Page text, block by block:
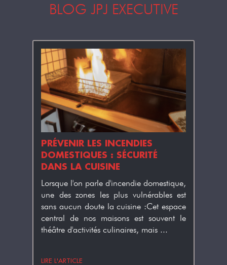
BLOG JPJ EXECUTIVE
PRÉVENIR LES INCENDIES
DOMESTIQUES : SÉCURITÉ
DANS LA CUISINE
Lorsque l'on parle d'incendie domestique,
une des zones les plus vulnérables est
sans aucun doute la cuisine :Cet espace
central de nos maisons est souvent le
théâtre d'activités culinaires, mais ...
LIRE L'ARTICLE